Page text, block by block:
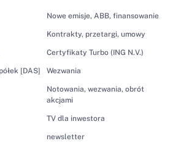
[DAS]
Nowe emisje, ABB, finansowanie
Kontrakty, przetargi, umowy
Certyfikaty Turbo (ING N.V.)
Wezwania
Notowania, wezwania, obrót
akcjami
TV dla inwestora
newsletter